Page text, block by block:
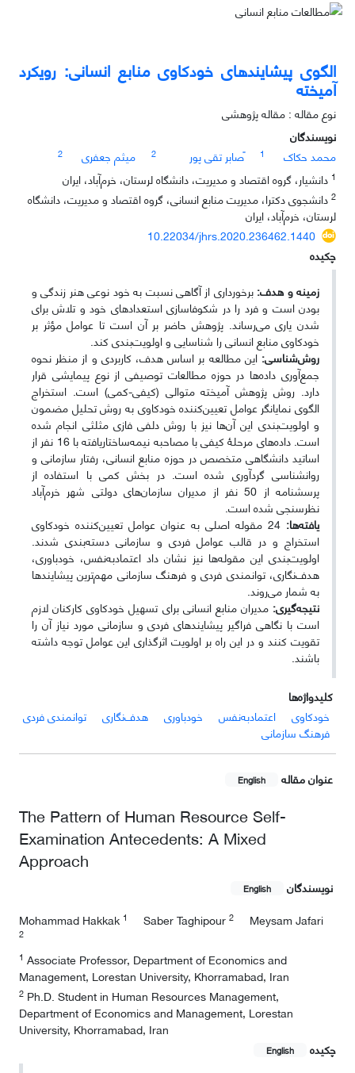
الگوی پیشایندهای خودکاوی منابع انسانی: رویکرد
آمیخته
نوع مقاله : مقاله پژوهشی
نویسندگان
محمد حکاک
1 ًصابر تقی پور 2 میثم جعفری
2
1 دانشیار، گروه اقتصاد و مدیریت، دانشگاه لرستان، خرم‌آباد، ایران
2 دانشجوی دکترا، مدیریت منابع انسانی، گروه اقتصاد و مدیریت، دانشگاه
لرستان، خرم‌آباد، ایران
10.22034/jhrs.2020.236462.1440
چکیده
زمینه و هدف: برخورداری از آگاهی نسبت به خود نوعی هنر زندگی و
بودن است و فرد را در شکوفاسازی استعدادهای خود و تلاش برای
شدن یاری می‌رساند. پژوهش حاضر بر آن است تا عوامل مؤثر بر
خودکاوی منابع انسانی را شناسایی و اولویت‌بندی کند.
روش‌شناسی:این مطالعه بر اساس هدف، کاربردی و از منظر نحوه
جمع‌آوری داده‌ها در حوزه مطالعات توصیفی از نوع پیمایشی قرار
دارد. روش پژوهش آمیخته متوالی (کیفی-کمی) است. استخراج
الگوی نمایانگر عوامل تعیین‌کننده خودکاوی به روش تحلیل مضمون
و اولویت‌بندی این آن‌ها نیز با روش دلفی فازی مثلثی انجام شده
است. داده‌های مرحلۀ کیفی با مصاحبه نیمه‌ساختاریافته با 16 نفر از
اساتید دانشگاهی متخصص در حوزه منابع انسانی، رفتار سازمانی و
روانشناسی گردآوری شده است. در بخش کمی با استفاده از
پرسشنامه از 50 نفر از مدیران سازمان‌های دولتی شهر خرم‌آباد
نظرسنجی شده است.
یافته‌ها:
24 مقوله اصلی به عنوان عوامل تعیین‌کننده خودکاوی
استخراج و در قالب عوامل فردی و سازمانی دسته‌بندی شدند.
اولویت‌بندی این مقوله‌ها نیز نشان داد اعتمادبه‌نفس، خودباوری،
هدف‌نگاری، توانمندی فردی و فرهنگ سازمانی مهم‌ترین پیشایندها
به شمار می‌روند.
نتیجه‌گیری: مدیران منابع انسانی برای تسهیل خودکاوی کارکنان لازم
است با نگاهی فراگیر پیشایندهای فردی و سازمانی مورد نیاز آن را
تقویت کنند و در این راه بر اولویت اثرگذاری این عوامل توجه داشته
باشند.
کلیدواژه‌ها
خودکاوی
اعتمادبه‌نفس خودباوری هدف‌نگاری
توانمندی فردی
فرهنگ سازمانی
عنوان مقاله English
The Pattern of Human Resource Self-
Examination Antecedents: A Mixed
Approach
نویسندگان English
Mohammad Hakkak 1 Saber Taghipour 2 Meysam Jafari
2
1 Associate Professor, Department of Economics and
Management, Lorestan University, Khorramabad, Iran
2 Ph.D. Student in Human Resources Management,
Department of Economics and Management, Lorestan
University, Khorramabad, Iran
چکیده
English